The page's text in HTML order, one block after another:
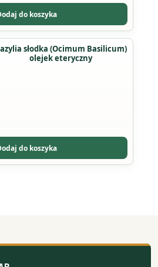
do koszyka
słodka (Ocimum Basilicum)
olejek eteryczny
do koszyka